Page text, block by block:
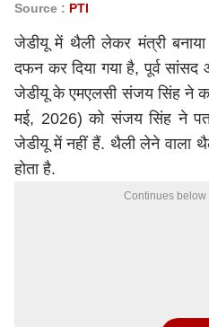
Source : PTI
जेडीयू में थैली लेकर मंत्री बनाया
दफन कर दिया गया है, पूर्व
जेडीयू के एमएलसी संजय सिंह ने
मई, 2026) को संजय सिंह ने
जेडीयू में नहीं हैं. थैली लेने वाला
होता है.
Continues below